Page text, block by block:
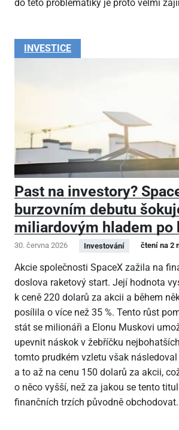
do této problematiky je proto velmi
INVESTICE
Past na investory?
burzovním debutu
miliardovým hladem po
30. června 2026 Investování čtení na 2
Akcie společnosti SpaceX zažila na
doslova raketový start. Její hodnota
k ceně 220 dolarů za akcii a během
posílila o více než 35 %. Tento růst
stát se milionáři a Elonu Muskovi
upevnit náskok v žebříčku
tomto prudkém vzletu však
a to až na cenu 150 dolarů za akcii,
o něco vyšší, než za jakou se tento
finančních trzích původně obchodovat.